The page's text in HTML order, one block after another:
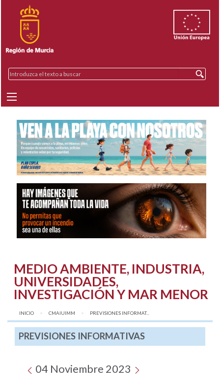
MEDIO AMBIENTE, INDUSTRIA,
UNIVERSIDADES,
INVESTIGACIÓN Y MAR MENOR
INICIO CMAIUIMM AQUÍ:
PREVISIONES INFORMAT...
PREVISIONES INFORMATIVAS
04 Noviembre 2023